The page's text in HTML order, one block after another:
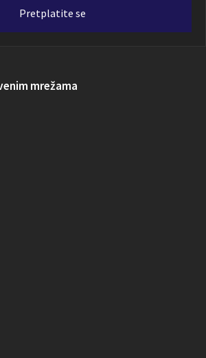
Pretplatite se
mrežama